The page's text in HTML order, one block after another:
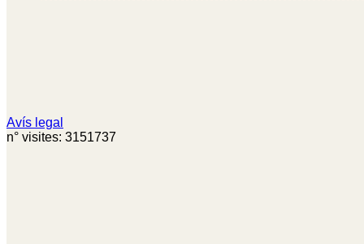
Avís legal
n° visites: 3151737